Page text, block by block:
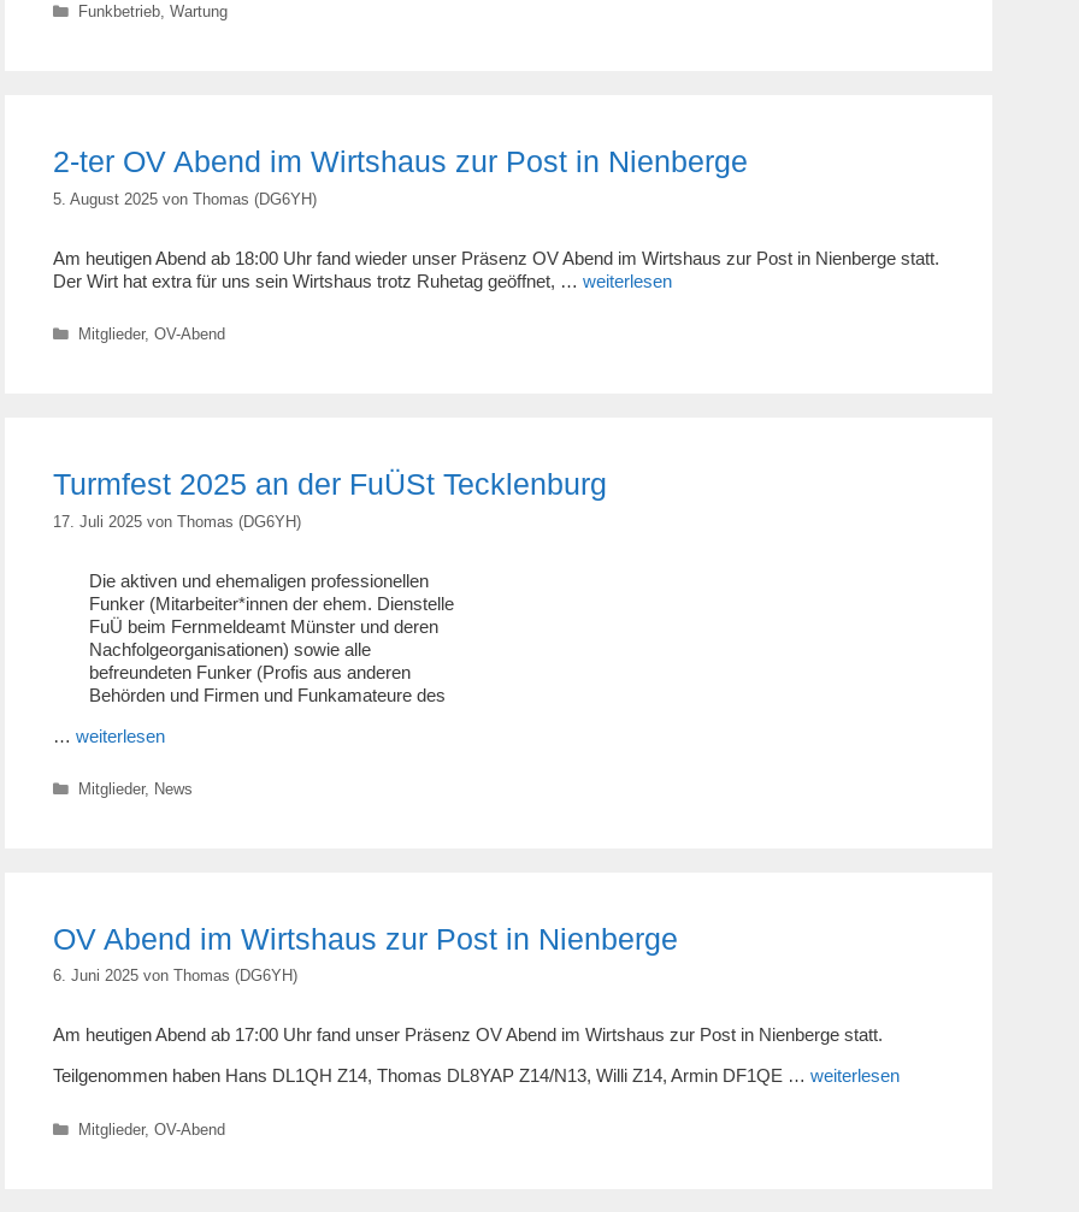
Kategorien
Funkbetrieb, Wartung
2-ter OV Abend im Wirtshaus zur Post in Nienberge
5. August 2025 von Thomas (DG6YH)
Am heutigen Abend ab 18:00 Uhr fand wieder unser Präsenz OV Abend im Wirtshaus zur Post in Nienberge statt.
Der Wirt hat extra für uns sein Wirtshaus trotz Ruhetag geöffnet, … weiterlesen
Kategorien
Mitglieder, OV-Abend
Turmfest 2025 an der FuÜSt Tecklenburg
17. Juli 2025 von Thomas (DG6YH)
Die aktiven und ehemaligen professionellen
Funker (Mitarbeiter*innen der ehem. Dienstelle
FuÜ beim Fernmeldeamt Münster und deren
Nachfolgeorganisationen) sowie alle
befreundeten Funker (Profis aus anderen
Behörden und Firmen und Funkamateure des
… weiterlesen
Kategorien
Mitglieder, News
OV Abend im Wirtshaus zur Post in Nienberge
6. Juni 2025 von Thomas (DG6YH)
Am heutigen Abend ab 17:00 Uhr fand unser Präsenz OV Abend im Wirtshaus zur Post in Nienberge statt.
Teilgenommen haben Hans DL1QH Z14, Thomas DL8YAP Z14/N13, Willi Z14, Armin DF1QE … weiterlesen
Kategorien
Mitglieder, OV-Abend